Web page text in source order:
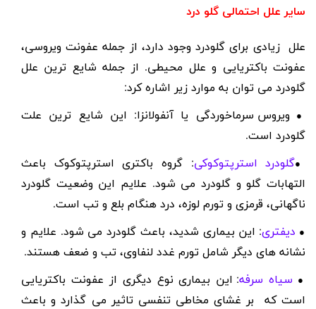
سایر علل احتمالی گلو درد
علل زیادی برای گلودرد وجود دارد، از جمله عفونت ویروسی،
عفونت باکتریایی و علل محیطی. از جمله شایع ترین علل
گلودرد می توان به موارد زیر اشاره کرد:
● ویروس سرماخوردگی یا آنفولانزا: این شایع ترین علت
گلودرد است.
●گلودرد استرپتوکوکی: گروه باکتری استرپتوکوک باعث
التهابات گلو و گلودرد می شود. علایم این وضعیت گلودرد
ناگهانی، قرمزی و تورم لوزه، درد هنگام بلع و تب است.
● دیفتری: این بیماری شدید، باعث گلودرد می شود. علایم و
نشانه های دیگر شامل تورم غدد لنفاوی، تب و ضعف هستند.
● سیاه سرفه: این بیماری نوع دیگری از عفونت باکتریایی
است که بر غشای مخاطی تنفسی تاثیر می گذارد و باعث